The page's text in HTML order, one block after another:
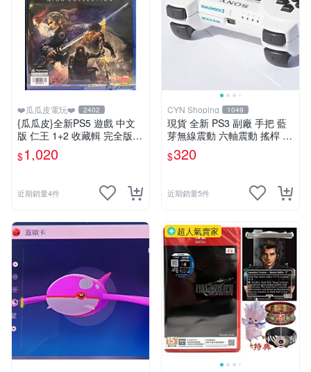
❤️瓜瓜皮電玩❤️ 2402
{瓜瓜皮}全新PS5 遊戲 中文
版 仁王 1+2 收藏輯 完全版
(遊戲都能回收)
$1,020
近期銷量4件
CYN Shoping 1049
現貨 全新 PS3 副廠 手把 藍
芽無線震動 六軸震動 搖桿 P
S3控制器 手柄
$320
近期銷量5件
超人氣賣家